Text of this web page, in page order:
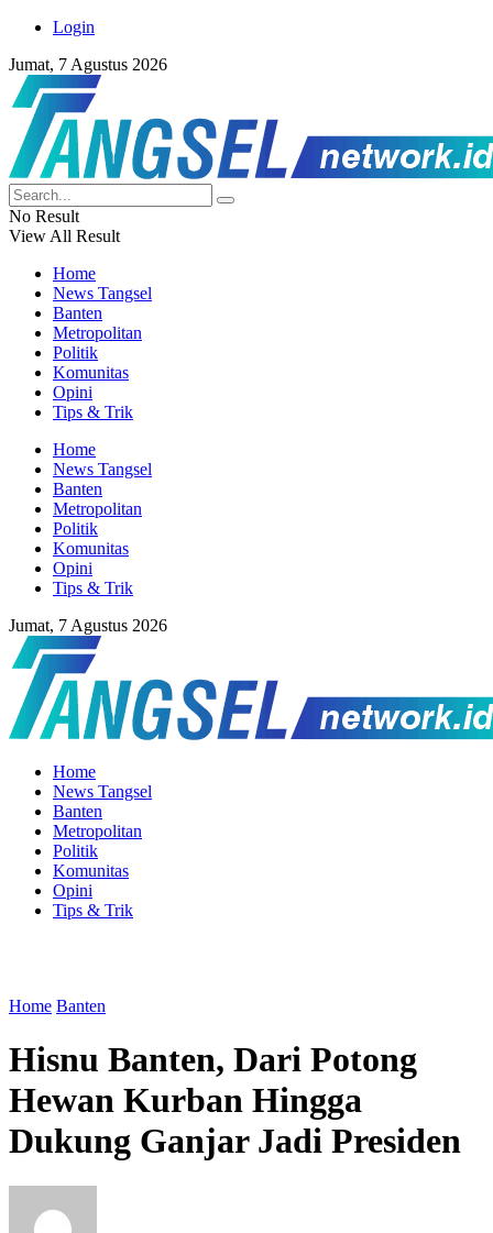
Login
Jumat, 7 Agustus 2026
No Result
View All Result
Home
News Tangsel
Banten
Metropolitan
Politik
Komunitas
Opini
Tips & Trik
Home
News Tangsel
Banten
Metropolitan
Politik
Komunitas
Opini
Tips & Trik
Jumat, 7 Agustus 2026
Home
News Tangsel
Banten
Metropolitan
Politik
Komunitas
Opini
Tips & Trik
Home Banten
Hisnu Banten, Dari Potong
Hewan Kurban Hingga
Dukung Ganjar Jadi Presiden